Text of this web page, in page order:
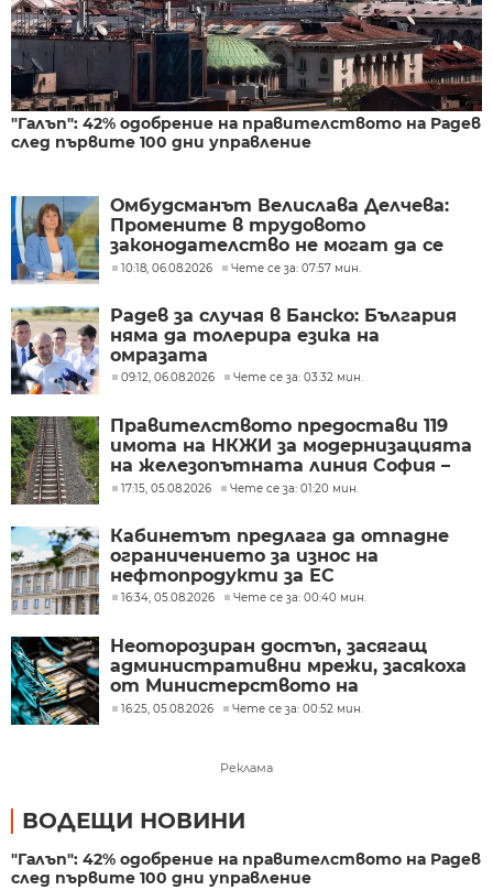
"Галъп": 42% одобрение на правителството на Радев
след първите 100 дни управление
Омбудсманът Велислава Делчева:
Промените в трудовото
законодателство не могат да се
правят през бюджета
10:18, 06.08.2026 Чете се за: 07:57 мин.
Радев за случая в Банско: България
няма да толерира езика на
омразата
09:12, 06.08.2026 Чете се за: 03:32 мин.
Правителството предостави 119
имота на НКЖИ за модернизацията
на железопътната линия София –
Пловдив
17:15, 05.08.2026 Чете се за: 01:20 мин.
Кабинетът предлага да отпадне
ограничението за износ на
нефтопродукти за ЕС
16:34, 05.08.2026 Чете се за: 00:40 мин.
Неоторозиран достъп, засягащ
административни мрежи, засякоха
от Министерството на
иновациите
16:25, 05.08.2026 Чете се за: 00:52 мин.
Реклама
ВОДЕЩИ НОВИНИ
"Галъп": 42% одобрение на правителството на Радев
след първите 100 дни управление